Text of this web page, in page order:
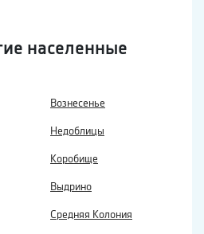
населенные
Вознесенье
Недоблицы
Коробище
Выдрино
Средняя Колония